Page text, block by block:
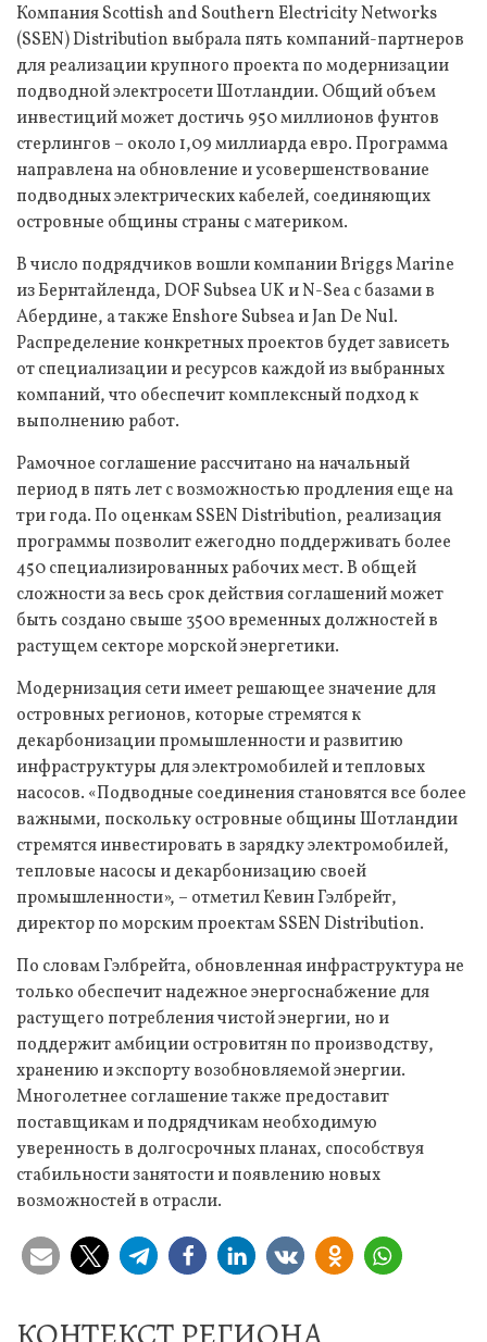
Компания Scottish and Southern Electricity Networks
(SSEN) Distribution выбрала пять компаний-партнеров
для реализации крупного проекта по модернизации
подводной электросети Шотландии. Общий объем
инвестиций может достичь 950 миллионов фунтов
стерлингов – около 1,09 миллиарда евро. Программа
направлена на обновление и усовершенствование
подводных электрических кабелей, соединяющих
островные общины страны с материком.
В число подрядчиков вошли компании Briggs Marine
из Бернтайленда, DOF Subsea UK и N-Sea с базами в
Абердине, а также Enshore Subsea и Jan De Nul.
Распределение конкретных проектов будет зависеть
от специализации и ресурсов каждой из выбранных
компаний, что обеспечит комплексный подход к
выполнению работ.
Рамочное соглашение рассчитано на начальный
период в пять лет с возможностью продления еще на
три года. По оценкам SSEN Distribution, реализация
программы позволит ежегодно поддерживать более
450 специализированных рабочих мест. В общей
сложности за весь срок действия соглашений может
быть создано свыше 3500 временных должностей в
растущем секторе морской энергетики.
Модернизация сети имеет решающее значение для
островных регионов, которые стремятся к
декарбонизации промышленности и развитию
инфраструктуры для электромобилей и тепловых
насосов. «Подводные соединения становятся все более
важными, поскольку островные общины Шотландии
стремятся инвестировать в зарядку электромобилей,
тепловые насосы и декарбонизацию своей
промышленности», – отметил Кевин Гэлбрейт,
директор по морским проектам SSEN Distribution.
По словам Гэлбрейта, обновленная инфраструктура не
только обеспечит надежное энергоснабжение для
растущего потребления чистой энергии, но и
поддержит амбиции островитян по производству,
хранению и экспорту возобновляемой энергии.
Многолетнее соглашение также предоставит
поставщикам и подрядчикам необходимую
уверенность в долгосрочных планах, способствуя
стабильности занятости и появлению новых
возможностей в отрасли.